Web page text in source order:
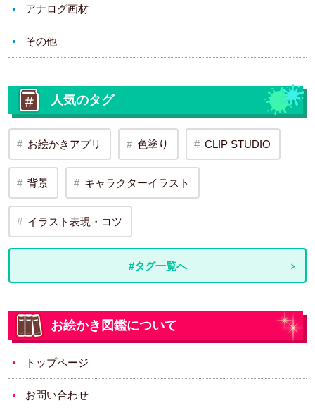
アナログ画材
その他
人気のタグ
お絵かきアプリ 色塗り CLIP STUDIO
背景 キャラクターイラスト
イラスト表現・コツ
#タグ一覧へ
お絵かき図鑑について
トップページ
お問い合わせ